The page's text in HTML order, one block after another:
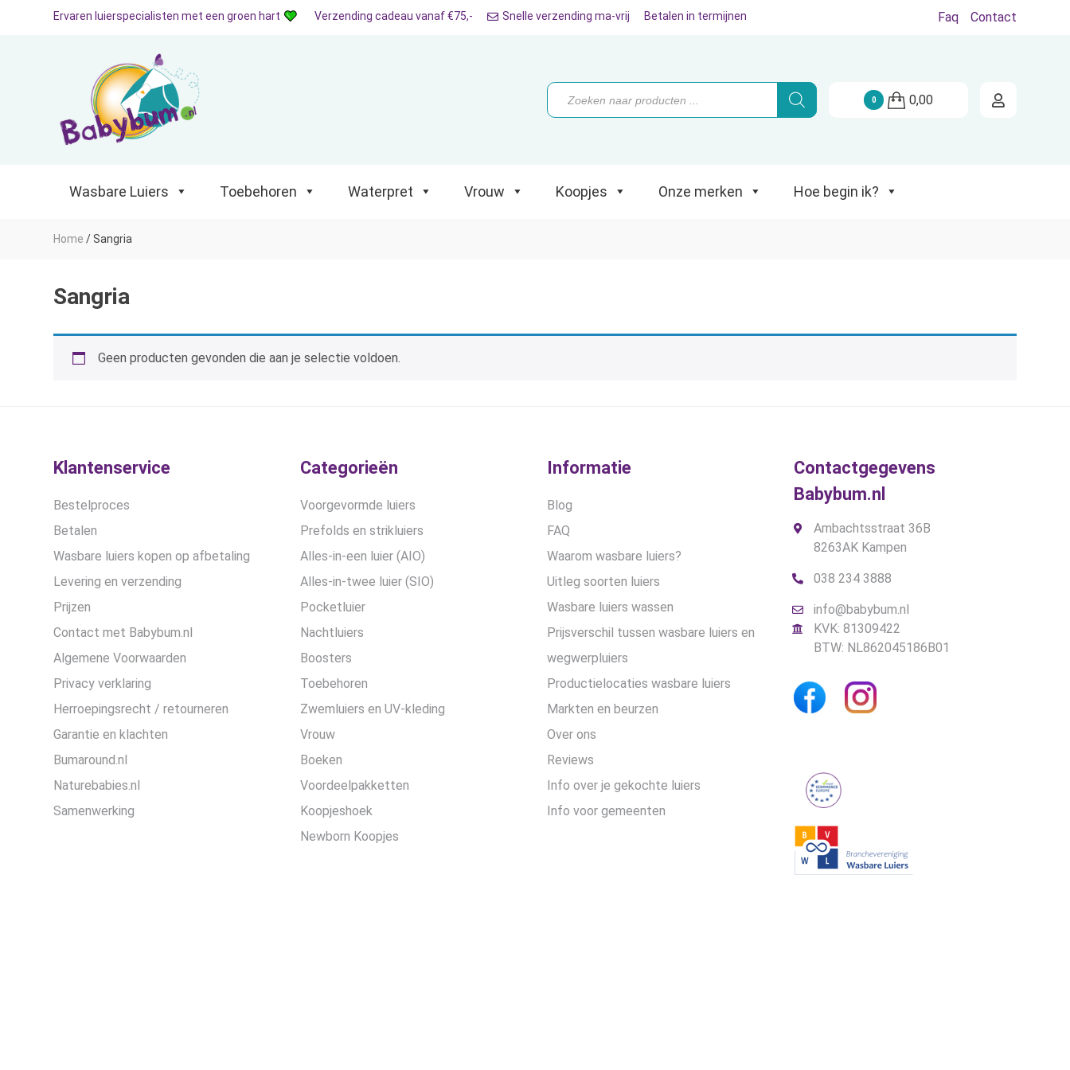
Wasbare Luiers Toebehoren Koopjes Onze merken Hoe begin ik?
Ervaren luierspecialisten met een groen hart Verzending cadeau vanaf €75,- Snelle verzending ma-vrij Betalen in termijnen Faq Contact
Producten
zoeken
0 0,00
Wasbare Luiers Toebehoren Waterpret Vrouw Koopjes Onze merken Hoe begin ik?
Home /Sangria
Sangria
Geen producten gevonden die aan je selectie voldoen.
Klantenservice
Bestelproces
Betalen
Wasbare luiers kopen op afbetaling
Levering en verzending
Prijzen
Contact met Babybum.nl
Algemene Voorwaarden
Privacy verklaring
Herroepingsrecht / retourneren
Garantie en klachten
Bumaround.nl
Naturebabies.nl
Samenwerking
Categorieën
Voorgevormde luiers
Prefolds en strikluiers
Alles-in-een luier (AIO)
Alles-in-twee luier (SIO)
Pocketluier
Nachtluiers
Boosters
Toebehoren
Zwemluiers en UV-kleding
Vrouw
Boeken
Voordeelpakketten
Koopjeshoek
Newborn Koopjes
Informatie
Blog
FAQ
Waarom wasbare luiers?
Uitleg soorten luiers
Wasbare luiers wassen
Prijsverschil tussen wasbare luiers en
wegwerpluiers
Productielocaties wasbare luiers
Markten en beurzen
Over ons
Reviews
Info over je gekochte luiers
Info voor gemeenten
Contactgegevens
Babybum.nl
Ambachtsstraat 36B
8263AK Kampen
038 234 3888
info@babybum.nl
KVK: 81309422
BTW: NL862045186B01